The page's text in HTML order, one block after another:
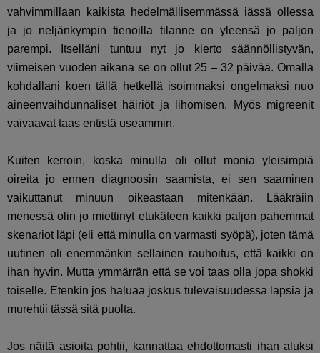
vahvimmillaan kaikista hedelmällisemmässä iässä ollessa
ja jo neljänkympin tienoilla tilanne on yleensä jo paljon
parempi. Itselläni tuntuu nyt jo kierto säännöllistyvän,
viimeisen vuoden aikana se on ollut 25 – 32 päivää. Omalla
kohdallani koen tällä hetkellä isoimmaksi ongelmaksi nuo
aineenvaihdunnaliset häiriöt ja lihomisen. Myös migreenit
vaivaavat taas entistä useammin.
Kuiten kerroin, koska minulla oli ollut monia yleisimpiä
oireita jo ennen diagnoosin saamista, ei sen saaminen
vaikuttanut minuun oikeastaan mitenkään. Lääkräiin
menessä olin jo miettinyt etukäteen kaikki paljon pahemmat
skenariot läpi (eli että minulla on varmasti syöpä), joten tämä
uutinen oli enemmänkin sellainen rauhoitus, että kaikki on
ihan hyvin. Mutta ymmärrän että se voi taas olla jopa shokki
toiselle. Etenkin jos haluaa joskus tulevaisuudessa lapsia ja
murehtii tässä sitä puolta.
Jos näitä asioita pohtii, kannattaa ehdottomasti ihan aluksi